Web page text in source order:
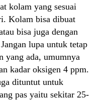
kolam yang sesuai
Kolam bisa dibuat
bisa juga dengan
lupa untuk tetap
yang ada, umumnya
kadar oksigen 4 ppm.
dituntut untuk
pas yaitu sekitar 25-